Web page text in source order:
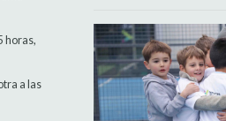
horas,
a las